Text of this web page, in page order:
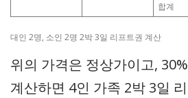
합계
대인 2명, 소인 2명 2박 3일 리프트권 계산
위의 가격은 정상가이고,
계산하면 4인 가족 2박 3일